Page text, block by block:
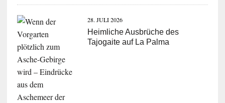
28. JULI 2026
Heimliche Ausbrüche des
Tajogaite auf La Palma